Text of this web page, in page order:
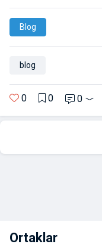
Blog
blog
0 0 0
Ortaklar